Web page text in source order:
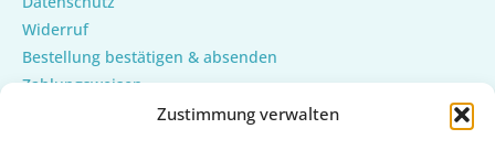
Zustimmung verwalten
Widerruf
Bestellung bestätigen & absenden
Zahlungsweisen
Versand & Lieferung